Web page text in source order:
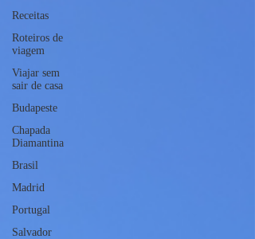
Receitas
Roteiros de
viagem
Viajar sem
sair de casa
Budapeste
Chapada
Diamantina
Brasil
Madrid
Portugal
Salvador